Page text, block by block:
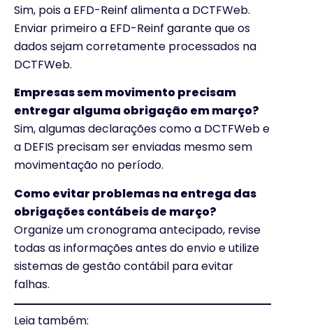
Sim, pois a EFD-Reinf alimenta a DCTFWeb.
Enviar primeiro a EFD-Reinf garante que os
dados sejam corretamente processados na
DCTFWeb.
Empresas sem movimento precisam
entregar alguma obrigação em março?
Sim, algumas declarações como a DCTFWeb e
a DEFIS precisam ser enviadas mesmo sem
movimentação no período.
Como evitar problemas na entrega das
obrigações contábeis de março?
Organize um cronograma antecipado, revise
todas as informações antes do envio e utilize
sistemas de gestão contábil para evitar
falhas.
Leia também: